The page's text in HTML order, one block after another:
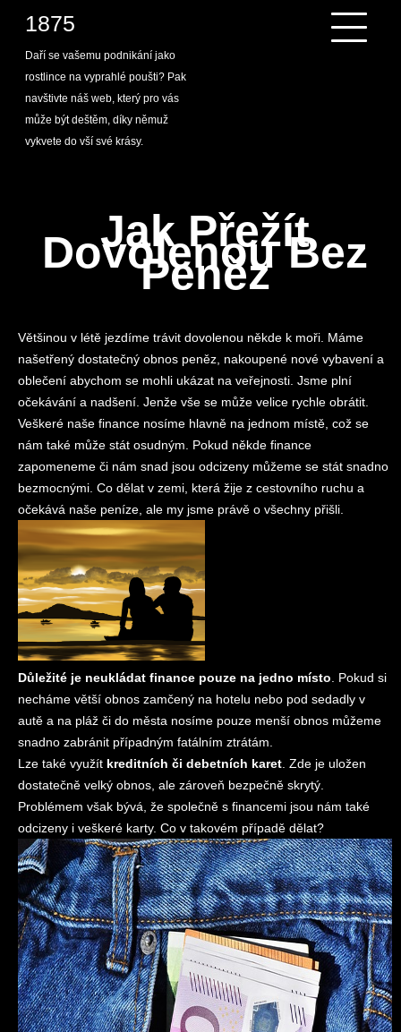
content
1875
Daří se vašemu podnikání jako
rostlince na vyprahlé poušti? Pak
navštivte náš web, který pro vás
může být deštěm, díky němuž
vykvete do vší své krásy.
Jak Přežít
Dovolenou Bez
Peněz
Většinou v létě jezdíme trávit dovolenou někde k moři. Máme
našetřený dostatečný obnos peněz, nakoupené nové vybavení a
oblečení abychom se mohli ukázat na veřejnosti. Jsme plní
očekávání a nadšení. Jenže vše se může velice rychle obrátit.
Veškeré naše finance nosíme hlavně na jednom místě, což se
nám také může stát osudným. Pokud někde finance
zapomeneme či nám snad jsou odcizeny můžeme se stát snadno
bezmocnými. Co dělat v zemi, která žije z cestovního ruchu a
očekává naše peníze, ale my jsme právě o všechny přišli.
Důležité je neukládat finance pouze na jedno místo . Pokud si
necháme větší obnos zamčený na hotelu nebo pod sedadly v
autě a na pláž či do města nosíme pouze menší obnos můžeme
snadno zabránit případným fatálním ztrátám.
Lze také využít kreditních či debetních karet . Zde je uložen
dostatečně velký obnos, ale zároveň bezpečně skrytý.
Problémem však bývá, že společně s financemi jsou nám také
odcizeny i veškeré karty. Co v takovém případě dělat?